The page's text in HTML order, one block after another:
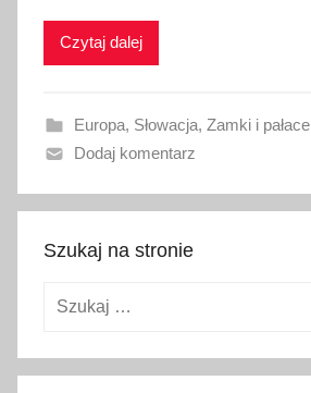
w
n
o
1
m
2
Czytaj dalej
Europa, Słowacja, Zamki i pałace
Dodaj komentarz
Szukaj na stronie
Szukaj: